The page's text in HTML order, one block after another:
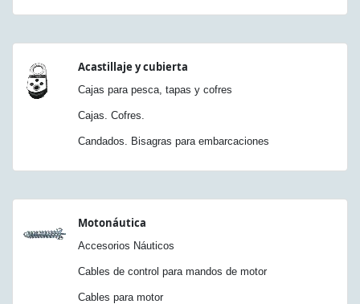
Acastillaje y cubierta
Cajas para pesca, tapas y cofres
Cajas. Cofres.
Candados. Bisagras para embarcaciones
Motonáutica
Accesorios Náuticos
Cables de control para mandos de motor
Cables para motor